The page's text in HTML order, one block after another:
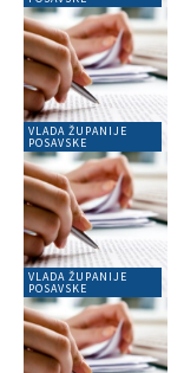
VLADA ŽUPANIJE
POSAVSKE
VLADA ŽUPANIJE
POSAVSKE